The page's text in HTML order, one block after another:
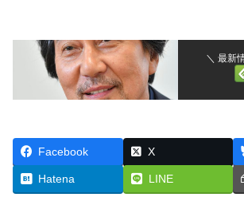
＼ 最新
Facebook X
Hatena LINE